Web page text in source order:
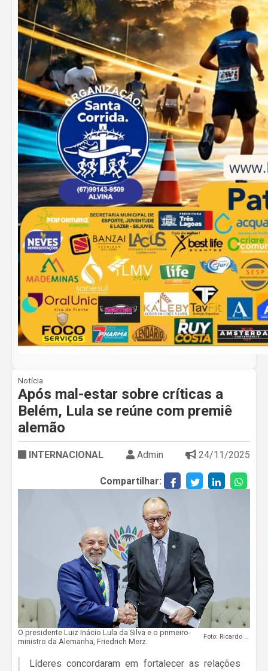
Notícia
Após mal-estar sobre críticas a
Belém, Lula se reúne com premiê
alemão
INTERNACIONAL Admin 24/11/2025
Compartilhar:
O presidente Luiz Inácio Lula da Silva e o primeiro-
ministro da Alemanha, Friedrich Merz.
Foto: Ricardo Stuckert/PR
Líderes concordaram em fortalecer as relações